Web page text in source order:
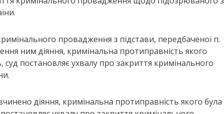
провадження з підстави, передбаченої п.
ним діяння, кримінальна протиправність якого
постановляє ухвалу про закриття кримінального
діяння, кримінальна протиправність якого була